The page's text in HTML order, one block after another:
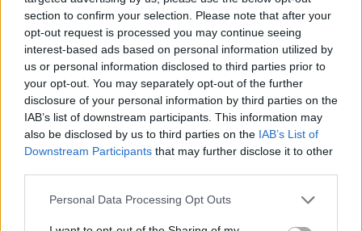
section to confirm your selection. Please note that after your
opt-out request is processed you may continue seeing
interest-based ads based on personal information utilized by
us or personal information disclosed to third parties prior to
your opt-out. You may separately opt-out of the further
disclosure of your personal information by third parties on the
IAB’s list of downstream participants. This information may
also be disclosed by us to third parties on the IAB’s List of
Downstream Participants that may further disclose it to other
Please note that this website/app uses one or more Google
Personal Data Processing Opt Outs